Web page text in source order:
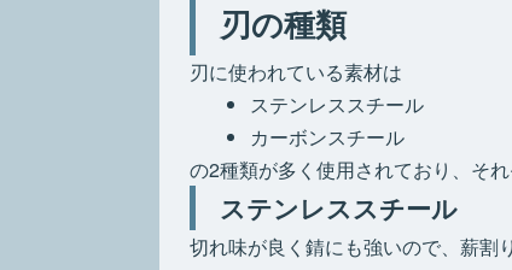
刃の種類
刃に使われている素材は
ステンレススチール
カーボンスチール
の2種類が多く使用されており、それ
ステンレススチール
切れ味が良く錆にも強いので、薪割